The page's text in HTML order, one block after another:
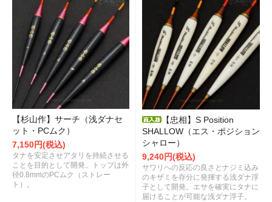
【杉山作】サーチ（浅ダナセ
ット・PCムク）
7,150円(税込)
タナを安定させアタリを持続させる
ことを目的として開発。トップは外
径0.8mmのPCムク（ストレー
ト）。
【忠相】S Position
SHALLOW（エス・ポジション
シャロー）
9,240円(税込)
サワリへの反応の良さとナジミ込み
のキザミを存分に発揮する浅ダナ浮
子として開発。エサを確実にタナに
届けることが可能な浅ダナ浮子。